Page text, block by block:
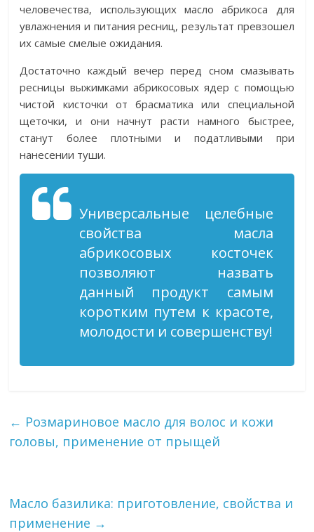
человечества, использующих масло абрикоса для
увлажнения и питания ресниц, результат превзошел
их самые смелые ожидания.
Достаточно каждый вечер перед сном смазывать
ресницы выжимками абрикосовых ядер с помощью
чистой кисточки от брасматика или специальной
щеточки, и они начнут расти намного быстрее,
станут более плотными и податливыми при
нанесении туши.
Универсальные целебные
свойства масла
абрикосовых косточек
позволяют назвать
данный продукт самым
коротким путем к красоте,
молодости и совершенству!
← Розмариновое масло для волос и кожи
головы, применение от прыщей
Масло базилика: приготовление, свойства и
применение →